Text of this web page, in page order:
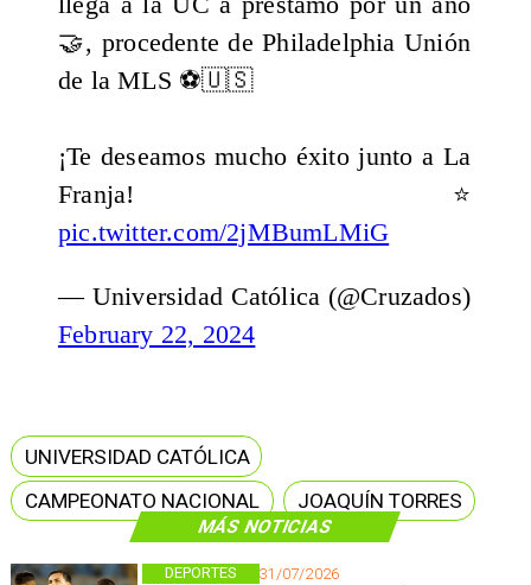
MÁS NOTICIAS
31/07/2026
DEPORTES
🤝, procedente de Philadelphia Unión
de la MLS ⚽🇺🇸
¡Te deseamos mucho éxito junto a La
Franja! ⭐
pic.twitter.com/2jMBumLMiG
— Universidad Católica (@Cruzados)
February 22, 2024
UNIVERSIDAD CATÓLICA
CAMPEONATO NACIONAL
JOAQUÍN TORRES